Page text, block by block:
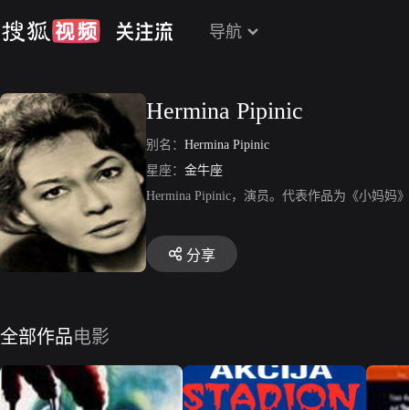
导航
Hermina Pipinic
别名： Hermina Pipinic
星座： 金牛座
Hermina Pipinic，演员。代表作品为《小妈妈
分享
全部作品电影